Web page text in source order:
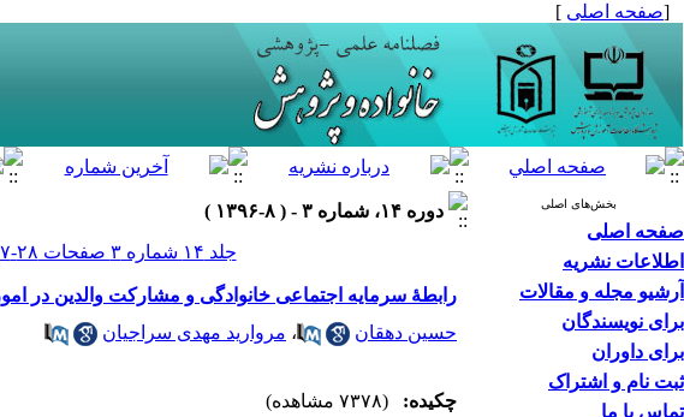
[صفحه اصلی ]
بخش‌های اصلی
صفحه اصلی
اطلاعات نشریه
آرشیو مجله و مقالات
برای نویسندگان
برای داوران
ثبت نام و اشتراک
تماس با ما
دوره ۱۴، شماره ۳ - ( ۸-۱۳۹۶ )
جلد ۱۴ شماره ۳ صفحات ۲۸-۷
رابطۀ سرمایه اجتماعی خانوادگی و مشارکت والدین در
حسین دهقان
، مروارید مهدی سراجیان
چکیده:
(۷۳۷۸ مشاهده)